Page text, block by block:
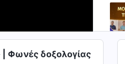
| Φωνές δοξολογίας